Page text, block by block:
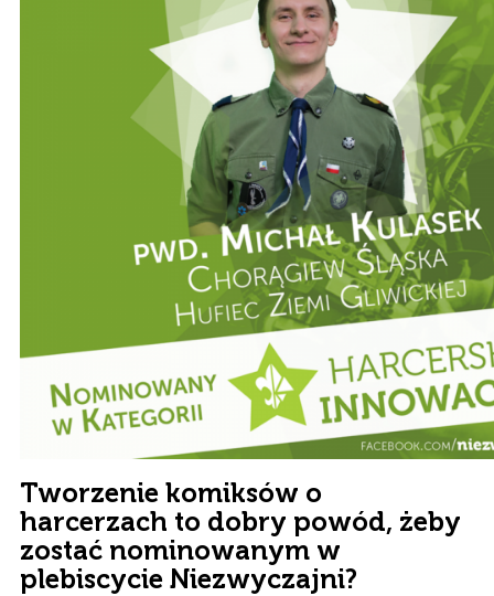
Tworzenie komiksów o
harcerzach to dobry powód, żeby
zostać nominowanym w
plebiscycie Niezwyczajni?